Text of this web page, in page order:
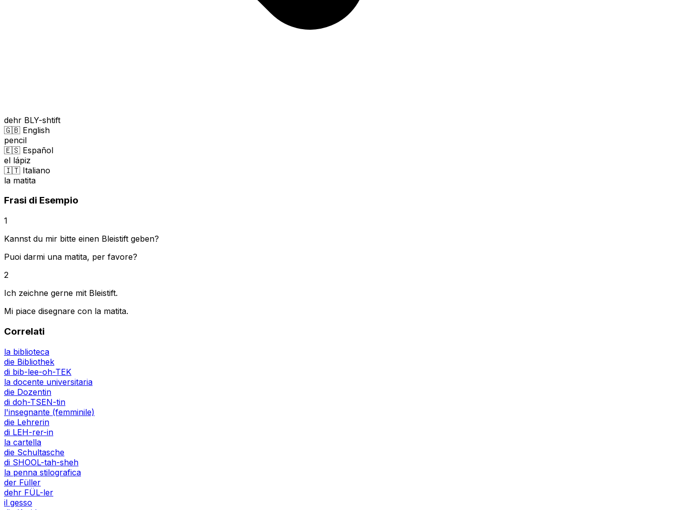
dehr BLY-shtift
🇬🇧 English
pencil
🇪🇸 Español
el lápiz
🇮🇹 Italiano
la matita
Frasi di Esempio
1
Kannst du mir bitte einen Bleistift geben?
Puoi darmi una matita, per favore?
2
Ich zeichne gerne mit Bleistift.
Mi piace disegnare con la matita.
Correlati
la biblioteca
die Bibliothek
di bib-lee-oh-TEK
la docente universitaria
die Dozentin
di doh-TSEN-tin
l'insegnante (femminile)
die Lehrerin
di LEH-rer-in
la cartella
die Schultasche
di SHOOL-tah-sheh
la penna stilografica
der Füller
dehr FÜL-ler
il gesso